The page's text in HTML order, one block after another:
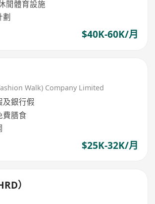
閒體育設施
劃
$40K-60K/月
Walk) Company Limited
及銀行假
費膳食
$25K-32K/月
）